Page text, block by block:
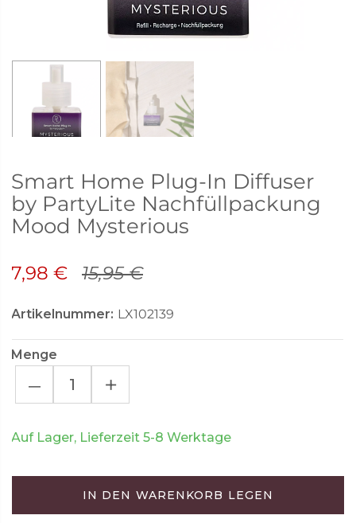
Smart Home Plug-In Diffuser
by PartyLite Nachfüllpackung
Mood Mysterious
7,98 € 15,95 €
Artikelnummer: LX102139
Menge
– +
Auf Lager, Lieferzeit 5-8 Werktage
IN DEN WARENKORB LEGEN